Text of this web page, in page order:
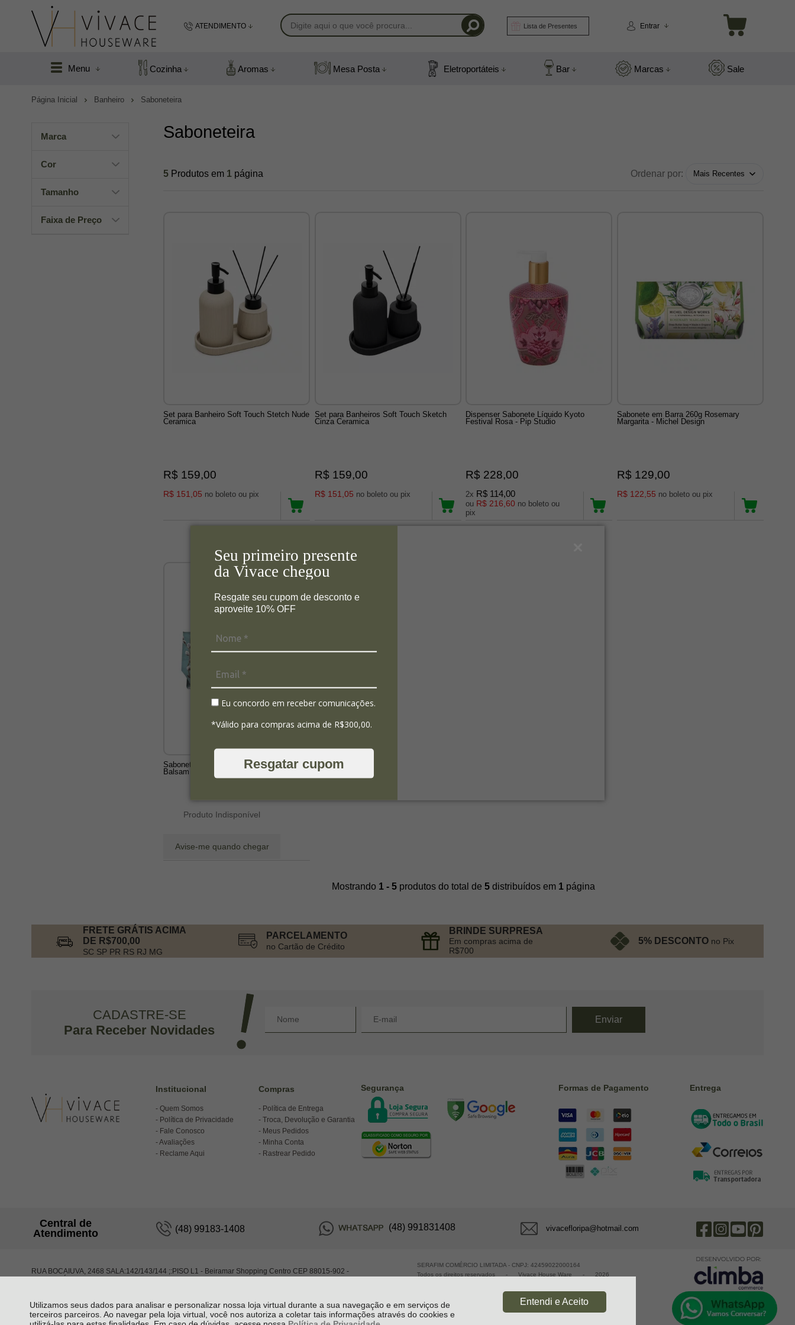
Seu primeiro presente
da Vivace chegou
Resgate seu cupom de desconto e
aproveite 10% OFF
Eu concordo em receber comunicações.
*Válido para compras acima de R$300,00.
Resgatar cupom
Utilizamos seus dados para analisar e personalizar nossa loja virtual durante a sua navegação e em serviços de
terceiros parceiros. Ao navegar pela loja virtual, você nos autoriza a coletar tais informações através do cookies e
Entendi e Aceito
ATENDIMENTO
(48) 991831408
Lista de Presentes Entrar
Menu Cozinha Aromas Mesa Posta Eletroportáteis Bar Marcas Sale
Página Inicial Banheiro Saboneteira
Marca
Cor
Tamanho
Faixa de Preço
Saboneteira
5 Produtos em 1 página Ordenar por:
Set para Banheiro Soft Touch Stetch Nude
Ceramica
R$ 159,00
R$ 151,05 no boleto ou pix
Set para Banheiros Soft Touch Sketch
Cinza Ceramica
R$ 159,00
R$ 151,05 no boleto ou pix
Dispenser Sabonete Líquido Kyoto
Festival Rosa - Pip Studio
R$ 228,00
2x R$ 114,00
ou R$ 216,60 no boleto ou
pix
Sabonete em Barra 260g Rosemary
Margarita - Michel Design
R$ 129,00
R$ 122,55 no boleto ou pix
Sabonete em Barra 260g Winterberry e
Balsam - Michel Design
Produto Indisponível
Avise-me quando chegar
Mostrando 1 - 5 produtos do total de 5distribuídos em 1página
FRETE GRÁTIS ACIMA
DE R$700,00
SC SP PR RS RJ MG
PARCELAMENTO
no Cartão de Crédito
BRINDE SURPRESA
Em compras acima de
R$700
5% DESCONTO no Pix
CADASTRE-SE
Para Receber Novidades
Institucional
Quem Somos
Política de Privacidade
Fale Conosco
Avaliações
Reclame Aqui
Compras
Política de Entrega
Troca, Devolução e Garantia
Meus Pedidos
Minha Conta
Rastrear Pedido
Segurança Formas de Pagamento Entrega
Central de
Atendimento
(48) 99183-1408 (48) 991831408 vivacefloripa@hotmail.com
RUA BOCAIUVA, 2468 SALA:142/143/144 ;:PISO L1 - Beiramar Shopping Centro CEP 88015-902 -
FLORIANÓPOLIS - SC
SERAFIM COMÉRCIO LIMITADA - CNPJ: 42459022000164
Todos os direitos reservados
- Vivace House Ware - 2026